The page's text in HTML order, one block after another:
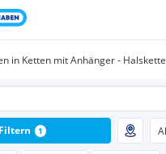
in Ketten mit Anhänger -
Filtern 1